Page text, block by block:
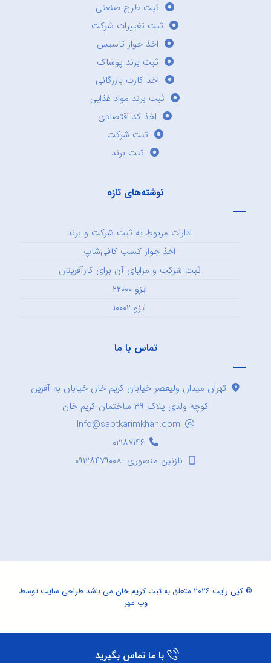
ثبت طرح صنعتی
ثبت تغییرات شرکت
اخذ جواز تاسیس
ثبت برند پوشاک
اخذ کارت بازرگانی
ثبت برند مواد غذایی
اخذ کد اقتصادی
ثبت شرکت
ثبت برند
نوشته‌های تازه
ادارات مربوط به ثبت شرکت و برند
اخذ جواز کسب کافی‌شاپ
ثبت شرکت و مزایای آن برای کارآفرینان
ایزو ۲۲۰۰۰
ایزو ۱۰۰۰۲
تماس با ما
تهران میدان ولیعصر خیابان کریم خان خیابان به آفرین
کوچه ولدی پلاک ۳۹ ساختمان کریم خان
Info@sabtkarimkhan.com
۰۲۱۸۷۱۴۶
نازنین منصوری :۰۹۱۲۸۴۷۹۰۰۸
© کپی رایت ۲۰۲۶ متعلق به ثبت کریم خان می باشد. طراحی سایتتوسط
وب مهر
با ما تماس بگیرید